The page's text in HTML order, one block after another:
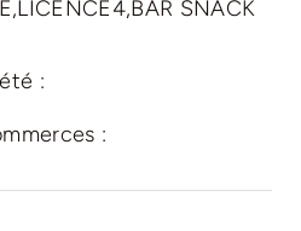
SNACK
:
: